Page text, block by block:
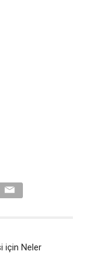
için Neler